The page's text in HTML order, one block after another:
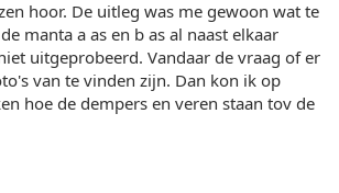
hoor. De uitleg was me gewoon wat te
manta a as en b as al naast elkaar
uitgeprobeerd. Vandaar de vraag of er
van te vinden zijn. Dan kon ik op
hoe de dempers en veren staan tov de